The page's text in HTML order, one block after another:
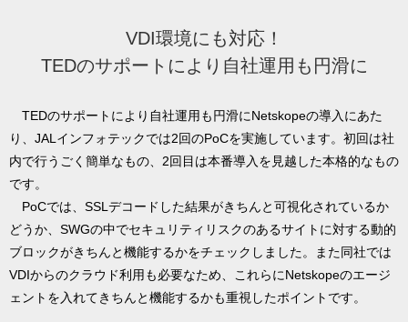
VDI環境にも対応！
TEDのサポートにより自社運用も円滑に
TEDのサポートにより自社運用も円滑にNetskopeの導入にあた
り、JALインフォテックでは2回のPoCを実施しています。初回は社
内で行うごく簡単なもの、2回目は本番導入を見越した本格的なもの
です。
PoCでは、SSLデコードした結果がきちんと可視化されているか
どうか、SWGの中でセキュリティリスクのあるサイトに対する動的
ブロックがきちんと機能するかをチェックしました。また同社では
VDIからのクラウド利用も必要なため、これらにNetskopeのエージ
ェントを入れてきちんと機能するかも重視したポイントです。